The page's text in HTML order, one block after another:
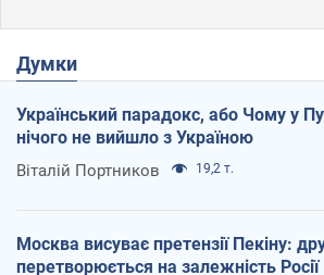
Думки
Український парадокс, або Чому у
нічого не вийшло з Україною
Віталій Портников 19,2 т.
Москва висуває претензії Пекіну:
перетворюється на залежність Росії